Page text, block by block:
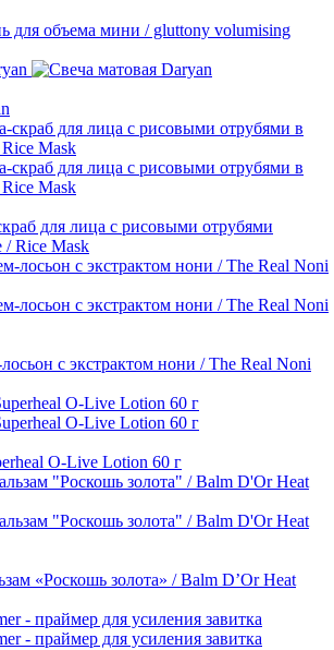
для объема мини / gluttony volumising
для лица с рисовыми отрубями
Rice Mask
с экстрактом нони / The Real Noni
O-Live Lotion 60 г
«Роскошь золота» / Balm D’Or Heat